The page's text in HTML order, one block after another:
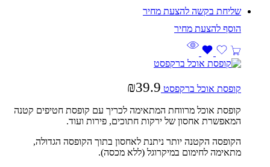
שליחת בקשה להצעת מחיר
קופסת אוכל ברקפסט ₪39.9
קופסת אוכל מרווחת המתאימה לכריך עם קופסת חטיפים קטנה
המאפשרת אחסון של ירקות חתוכים, פירות ועוד.
הקופסה הקטנה יותר ניתנת לאחסון בתוך הקופסה הגדולה,
מתאימה לחימום במיקרוגל (ללא מכסה).